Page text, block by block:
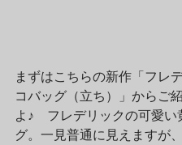
まずはこちらの新作「フレ
コバッグ（立ち）」からご
よ♪　フレデリックの可愛い
グ。一見普通に見えますが